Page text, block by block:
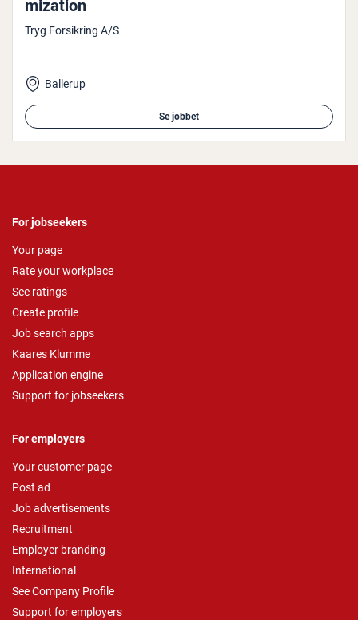
miza­tion
Tryg Forsikring A/S
Ballerup
Se jobbet
For jobseekers
Your page
Rate your workplace
See ratings
Create profile
Job search apps
Kaares Klumme
Application engine
Support for jobseekers
For employers
Your customer page
Post ad
Job advertisements
Recruitment
Employer branding
International
See Company Profile
Support for employers